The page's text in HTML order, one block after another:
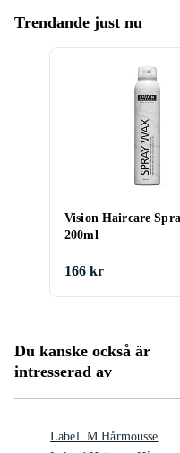
Trendande just nu
Vision Haircare
200ml
166 kr
Du kanske också är
intresserad av
Label. M Hårmousse